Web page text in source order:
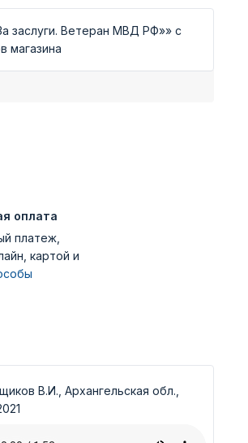
заслуги. Ветеран МВД РФ»» с
магазина
оплата
платеж,
картой и
В.И., Архангельская обл.,